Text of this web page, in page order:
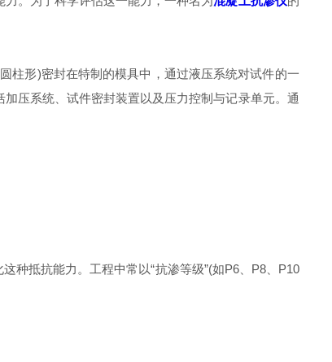
形)密封在特制的模具中，通过液压系统对试件的一
压系统、试件密封装置以及压力控制与记录单元。通
抵抗能力。工程中常以“抗渗等级”(如P6、P8、P10